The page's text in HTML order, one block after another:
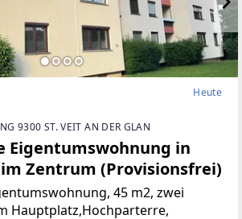
Heute
9300 ST. VEIT AN DER GLAN
Eigentumswohnung in
Zentrum (Provisionsfrei)
45 m2, zwei
Hauptplatz,Hochparterre,